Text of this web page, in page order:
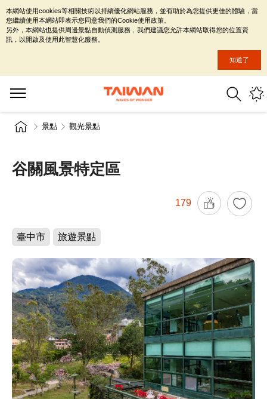
景點 觀光景點
谷關風景特定區
179
臺中市 旅遊景點
本網站使用cookies等相關技術以持續優化網站服務，並有助於為您提供更佳的體驗，當
您繼續使用本網站即表示您同意我們的Cookie使用政策。
另外，本網站也提供周邊景點自動偵測服務，我們建議您允許本網站取得您的位置資
訊，以開啟及使用此智慧化服務。
知道了